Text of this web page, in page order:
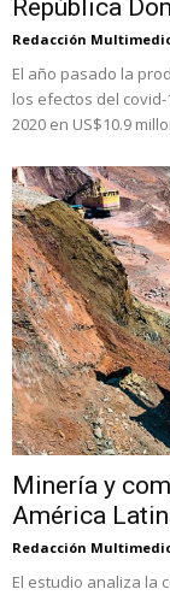
República
Redacción
El año pasado la
los efectos del
2020 en US$10.9
Minería y
América
Redacción
El estudio analiza la